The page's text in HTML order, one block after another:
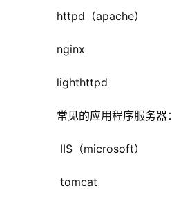
httpd（apache）
nginx
lighthttpd
常见的应用程序服务器：
IIS（microsoft）
tomcat